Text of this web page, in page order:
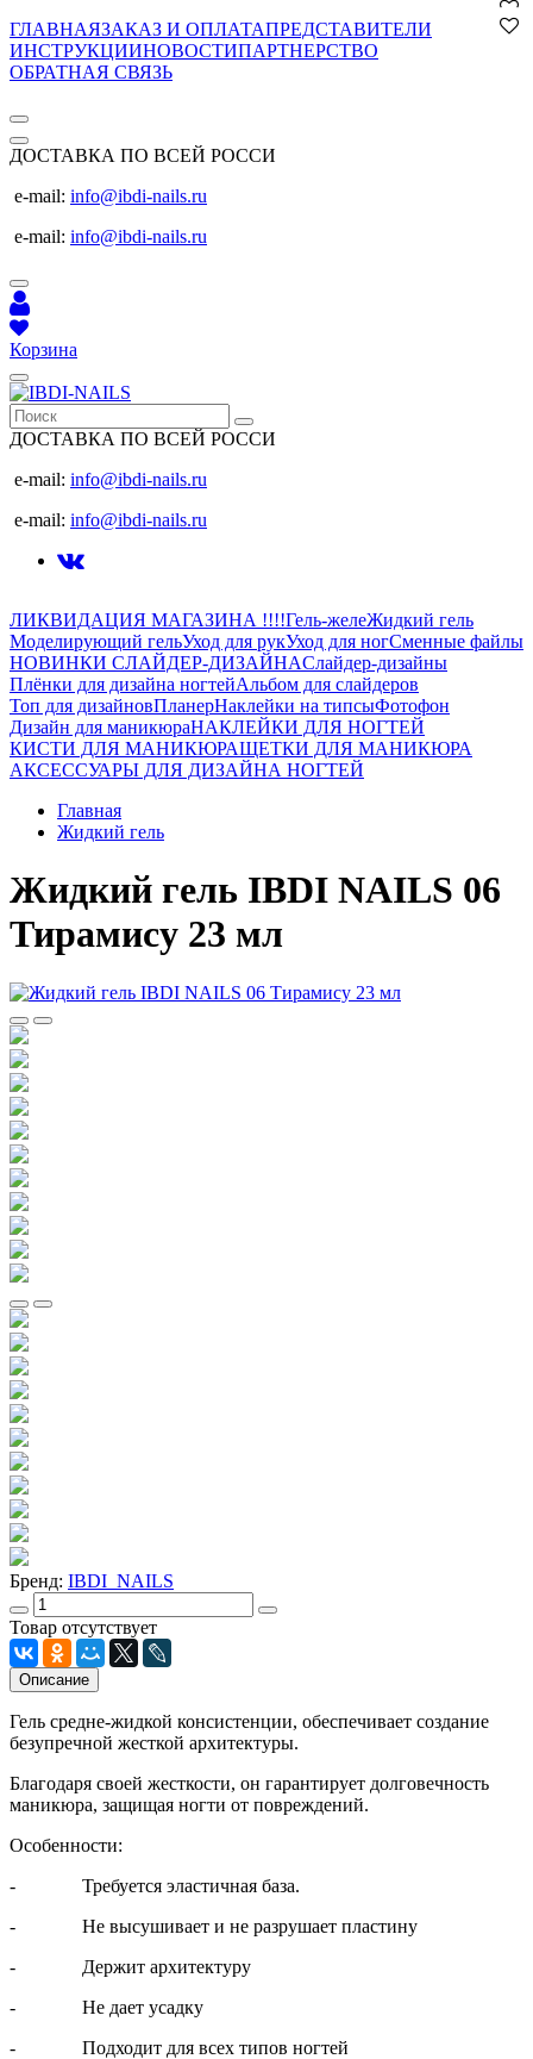
ГЛАВНАЯЗАКАЗ И ОПЛАТАПРЕДСТАВИТЕЛИ
ИНСТРУКЦИИНОВОСТИПАРТНЕРСТВО
ОБРАТНАЯ СВЯЗЬ
ДОСТАВКА ПО ВСЕЙ РОССИ
e-mail: info@ibdi-nails.ru
e-mail: info@ibdi-nails.ru
Корзина
ДОСТАВКА ПО ВСЕЙ РОССИ
e-mail: info@ibdi-nails.ru
e-mail: info@ibdi-nails.ru
ЛИКВИДАЦИЯ МАГАЗИНА !!!!Гель-желеЖидкий гель
Моделирующий гельУход для рукУход для ногСменные файлы
НОВИНКИ СЛАЙДЕР-ДИЗАЙНАСлайдер-дизайны
Плёнки для дизайна ногтейАльбом для слайдеров
Топ для дизайновПланерНаклейки на типсыФотофон
Дизайн для маникюраНАКЛЕЙКИ ДЛЯ НОГТЕЙ
КИСТИ ДЛЯ МАНИКЮРАЩЕТКИ ДЛЯ МАНИКЮРА
АКСЕССУАРЫ ДЛЯ ДИЗАЙНА НОГТЕЙ
Главная
Жидкий гель
Жидкий гель IBDI NAILS 06
Тирамису 23 мл
Бренд: IBDI_NAILS
Товар отсутствует
Описание
Гель средне-жидкой консистенции, обеспечивает создание
безупречной жесткой архитектуры.
Благодаря своей жесткости, он гарантирует долговечность
маникюра, защищая ногти от повреждений.
Особенности:
- Требуется эластичная база.
- Не высушивает и не разрушает пластину
- Держит архитектуру
- Не дает усадку
- Подходит для всех типов ногтей